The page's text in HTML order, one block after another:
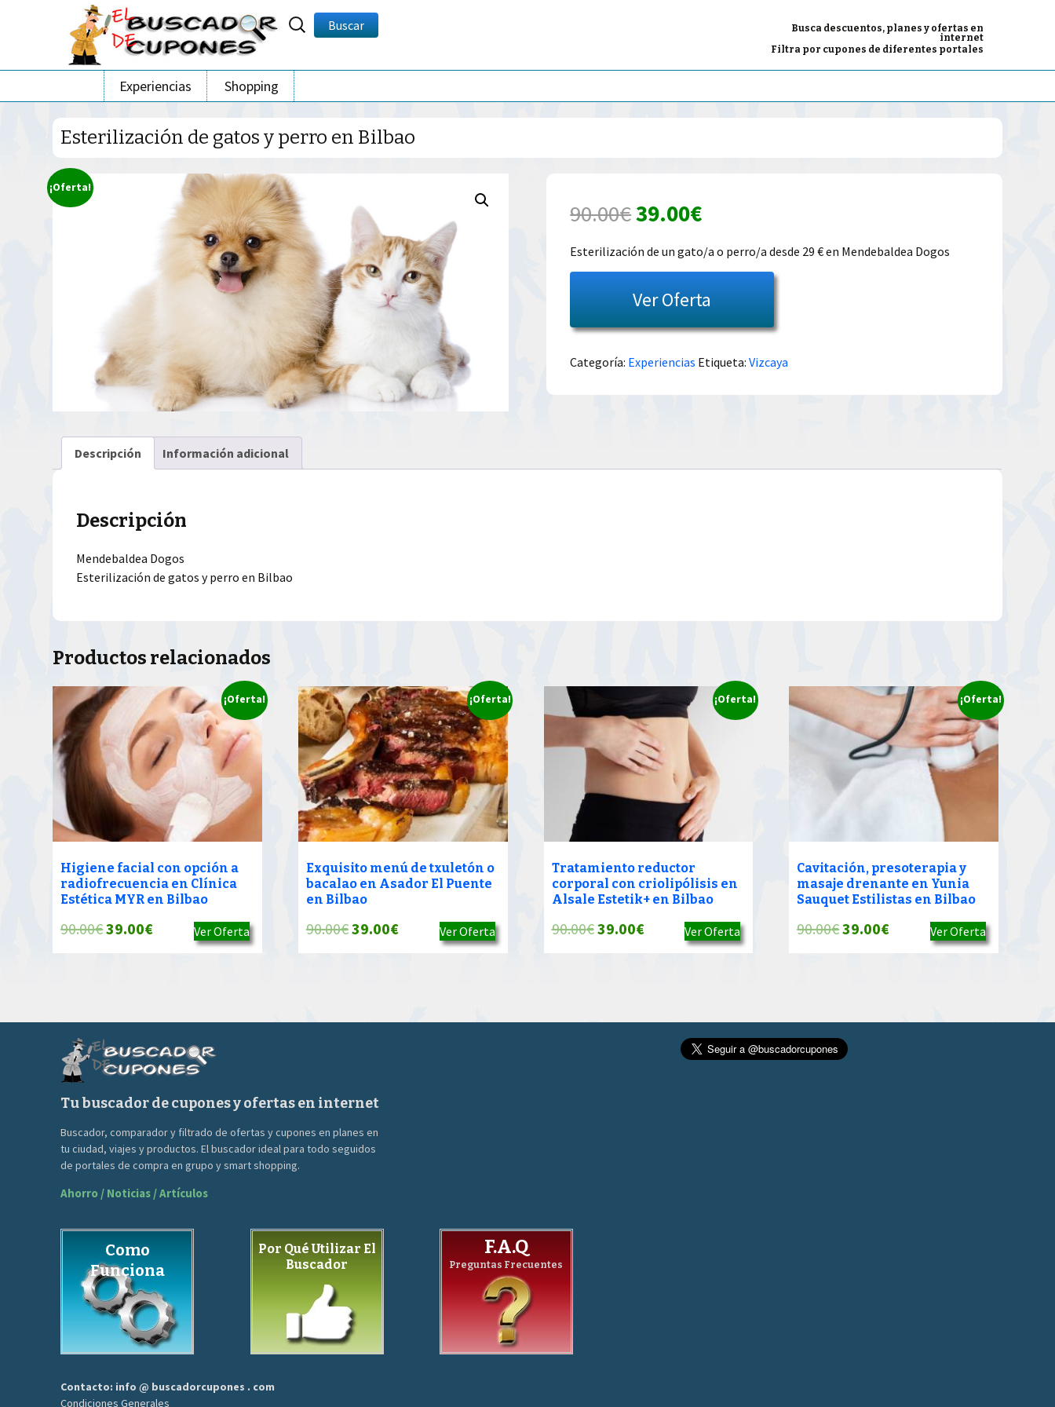
Busca descuentos, planes y ofertas en
internet
Filtra por cupones de diferentes portales
Buscar
por:
Buscar
Ir
al
contenido
Experiencias Shopping
Esterilización de gatos y perro en Bilbao
¡Oferta!
90.00€El
precio
original
era:
39.00€El
precio
actual
es:
Esterilización de un gato/a o perro/a desde 29 € en Mendebaldea Dogos
Ver Oferta
Categoría: Experiencias Etiqueta:Vizcaya
Descripción Información adicional
Descripción
Mendebaldea Dogos
Esterilización de gatos y perro en Bilbao
Productos relacionados
¡Oferta!
Higiene facial con opción a
radiofrecuencia en Clínica
Estética MYR en Bilbao
90.00€El
90.00€.
39.00€El
39.00€.
Ver Oferta
¡Oferta!
Exquisito menú de txuletón o
bacalao en Asador El Puente
en Bilbao
90.00€El
precio
90.00€.
39.00€El
39.00€.
Ver Oferta
¡Oferta!
Tratamiento reductor
corporal con criolipólisis en
Alsale Estetik+ en Bilbao
90.00€El
90.00€.
39.00€El
39.00€.
Ver Oferta
¡Oferta!
Cavitación, presoterapia y
masaje drenante en Yunia
Sauquet Estilistas en Bilbao
90.00€El
90.00€.
39.00€El
precio
39.00€.
Ver Oferta
Tu buscador de cupones y ofertas en internet
Buscador, comparador y filtrado de ofertas y cupones en planes en
tu ciudad, viajes y productos. El buscador ideal para todo seguidos
de portales de compra en grupo y smart shopping.
Ahorro / Noticias / Artículos
Como
Funciona
Por Qué Utilizar El
Buscador
F.A.Q
Preguntas Frecuentes
Contacto: info @ buscadorcupones . com
Condiciones Generales